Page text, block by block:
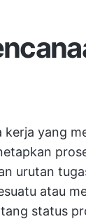
yang
urutan
atau
status